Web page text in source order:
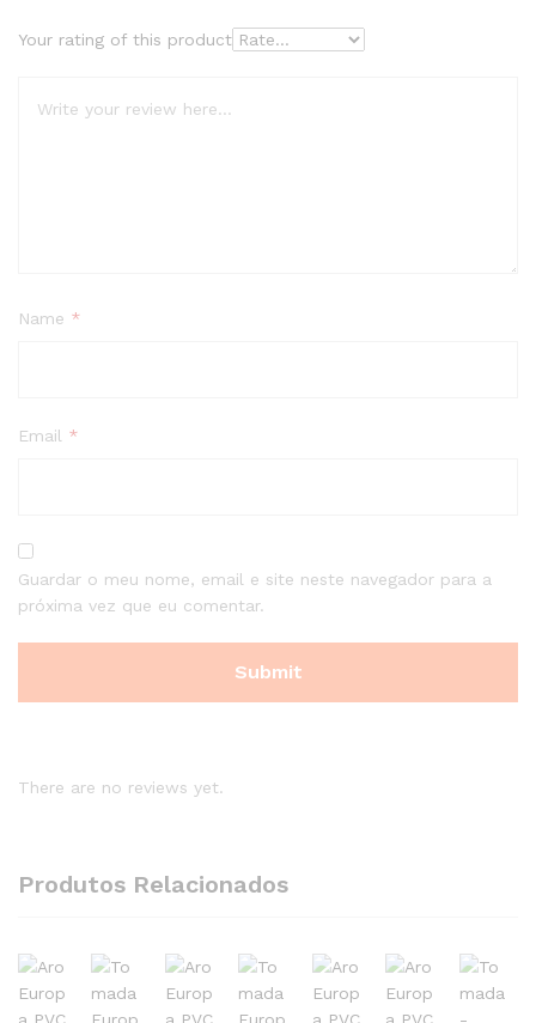
Your rating of this product
Name *
Email *
Guardar o meu nome, email e site neste navegador para a
próxima vez que eu comentar.
There are no reviews yet.
Produtos Relacionados